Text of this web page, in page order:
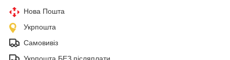
Нова Пошта
Укрпошта
Самовивіз